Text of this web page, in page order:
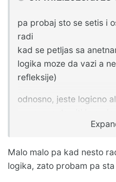
pa probaj sto se setis i
radi
kad se petljas sa
logika moze da vazi a
refleksije)
odnosno, jeste logicno
od nas ima potrebno
elem, snalazenje, a ako
na krov ....... ako je
Malo malo pa kad nesto
logika, zato probam pa